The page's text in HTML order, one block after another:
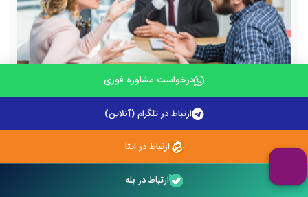
مهم‌ترین تغییرات قوانین طلاق در سال ۱۴۰۵
درخواست مشاوره فوری
ارتباط در تلگرام (آنلاین)
ارتباط در ایتا
ارتباط در بله